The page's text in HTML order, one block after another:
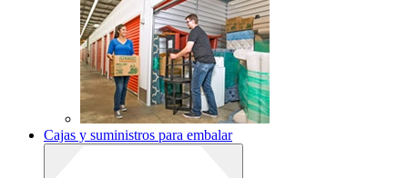
Cajas y suministros para embalar